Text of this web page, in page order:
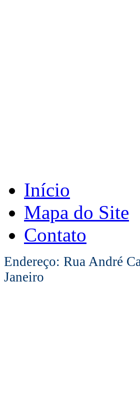
Início
Mapa do Site
Contato
Endereço: Rua André
Janeiro